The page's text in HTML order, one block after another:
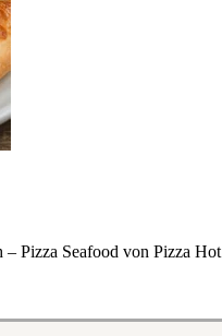
Pizza Seafood von Pizza Hot